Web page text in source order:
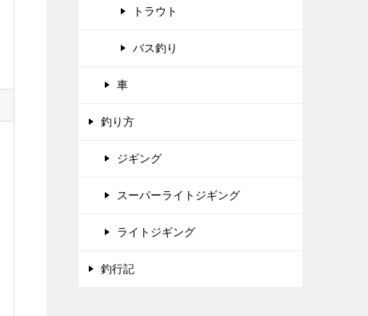
トラウト
バス釣り
車
釣り方
ジギング
スーパーライトジギング
ライトジギング
釣行記